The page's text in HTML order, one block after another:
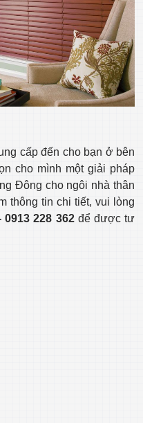
cấp đến cho bạn ở bên
cho mình một giải pháp
Đông cho ngôi nhà thân
thông tin chi tiết, vui lòng
0913 228 362để được tư